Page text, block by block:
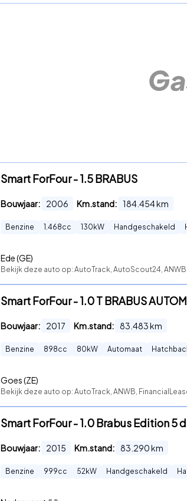
Smart ForFour - 1.5 BRABUS
Bouwjaar: 2006 Km.stand: 184.454km
Benzine 1.468cc 130 kW Handgeschakeld
Ede (GE)
Bekijk deze auto op: AutoTrack, AutoScout24, ANWB
Smart ForFour - 1.0 T BRABUS
Bouwjaar: 2017 Km.stand: 83.483km
Benzine 898cc 80 kW Automaat
Goes (ZE)
Bekijk deze auto op: AutoTrack, ANWB,
Smart ForFour - 1.0 Brabus Edition 5
Bouwjaar: 2015 Km.stand: 83.290km
Benzine 999cc 52kW Handgeschakeld